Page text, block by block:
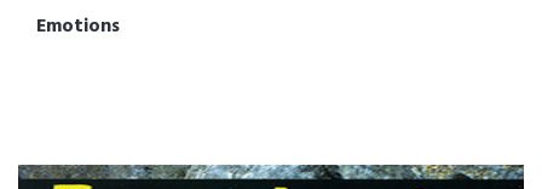
Emotions